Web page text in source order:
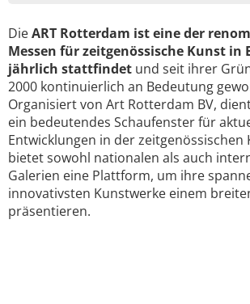
DieART Rotterdam ist eine der
Messen für zeitgenössische Kunst in
jährlich stattfindet und seit ihrer
2000 kontinuierlich an Bedeutung
Organisiert von Art Rotterdam BV,
ein bedeutendes Schaufenster für
Entwicklungen in der zeitgenössischen
bietet sowohl nationalen als auch
Galerien eine Plattform, um ihre
innovativsten Kunstwerke einem
präsentieren.